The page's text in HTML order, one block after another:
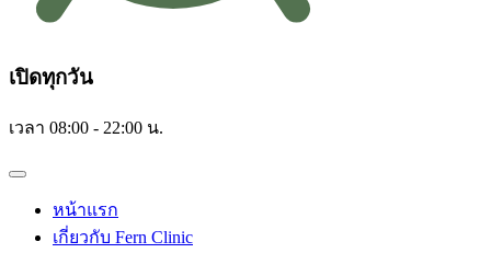
เปิดทุกวัน
เวลา 08:00 - 22:00 น.
หน้าแรก
เกี่ยวกับ Fern Clinic